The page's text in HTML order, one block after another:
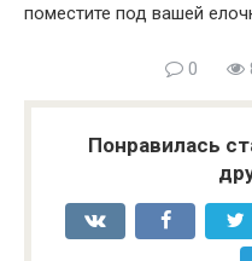
поместите под вашей
0
Понравилась